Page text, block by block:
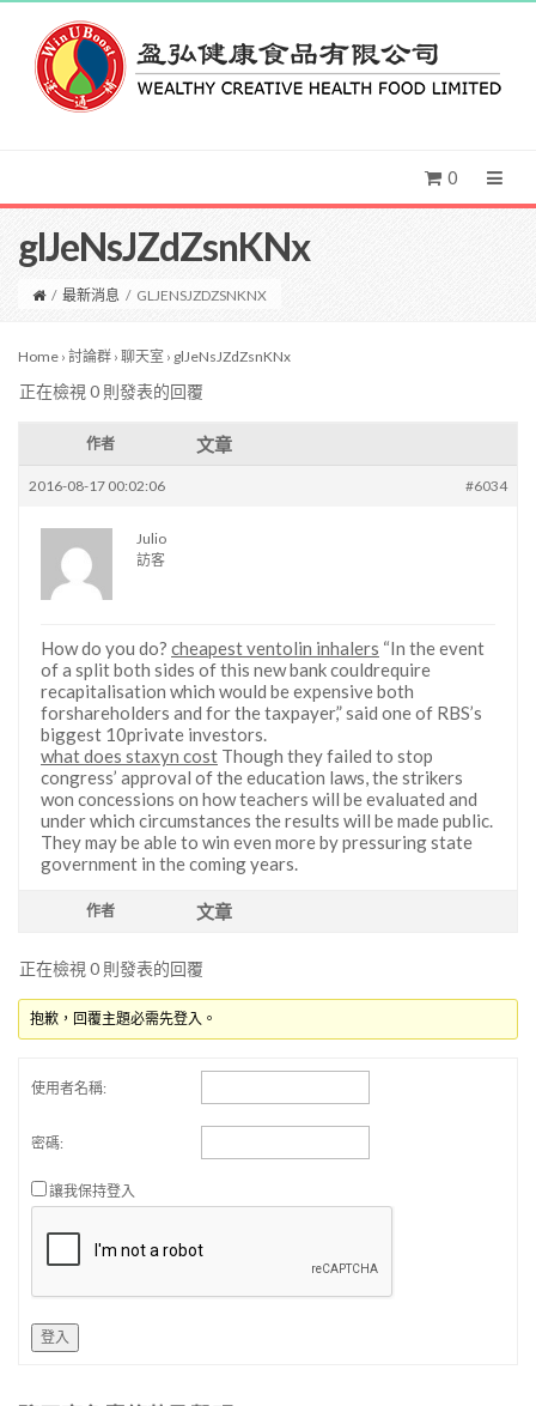
0
glJeNsJZdZsnKNx
/ 最新消息 / GLJENSJZDZSNKNX
Home › 討論群 › 聊天室 › glJeNsJZdZsnKNx
正在檢視 0 則發表的回覆
作者 文章
2016-08-17 00:02:06 #6034
Julio
訪客
How do you do? cheapest ventolin inhalers “In the event
of a split both sides of this new bank couldrequire
recapitalisation which would be expensive both
forshareholders and for the taxpayer,” said one of RBS’s
biggest 10private investors.
what does staxyn cost Though they failed to stop
congress’ approval of the education laws, the strikers
won concessions on how teachers will be evaluated and
under which circumstances the results will be made public.
They may be able to win even more by pressuring state
government in the coming years.
作者 文章
正在檢視 0 則發表的回覆
抱歉，回覆主題必需先登入。
使用者名稱:
密碼:
讓我保持登入
登入